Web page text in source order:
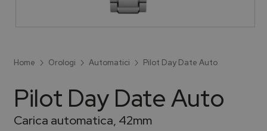
Home Orologi Automatici Pilot Day Date Auto
Pilot Day Date Auto
Carica automatica, 42mm